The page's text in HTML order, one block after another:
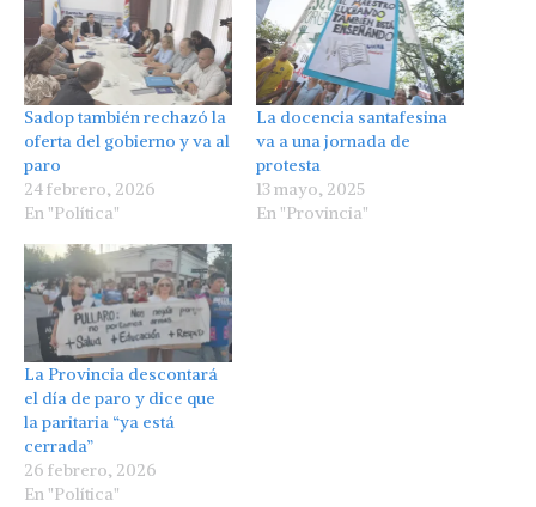
Sadop también rechazó la
oferta del gobierno y va al
paro
24 febrero, 2026
En "Política"
La docencia santafesina
va a una jornada de
protesta
13 mayo, 2025
En "Provincia"
La Provincia descontará
el día de paro y dice que
la paritaria “ya está
cerrada”
26 febrero, 2026
En "Política"